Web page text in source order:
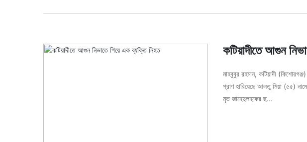
কটিয়াদীতে আগুন
মাহবুবুর রহমান, কটিয়াদী
প্রাণ হারিয়েছে আলতু মিয়া (৫৫)
মৃত জাহেদুলহকের ছ...